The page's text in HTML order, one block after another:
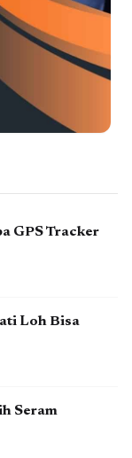
GPS Tracker
Loh Bisa
Seram